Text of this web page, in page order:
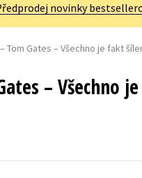
Kuchařky
New Adult
novinky
Tom Gates – Všechno je fakt
– Všechno